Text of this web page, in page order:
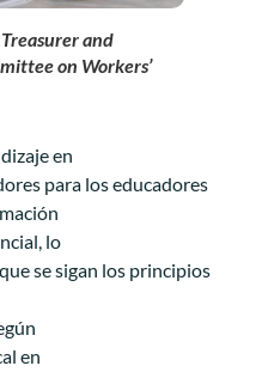
and
on Workers’
en
para los educadores
lo
se sigan los principios
en